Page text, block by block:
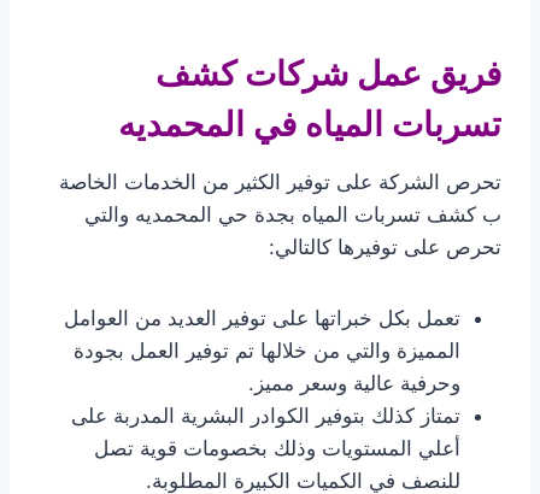
فريق عمل شركات كشف
تسربات المياه في المحمديه
تحرص الشركة على توفير الكثير من الخدمات الخاصة
ب كشف تسربات المياه بجدة حي المحمديه والتي
تحرص على توفيرها كالتالي:
تعمل بكل خبراتها على توفير العديد من العوامل
المميزة والتي من خلالها تم توفير العمل بجودة
وحرفية عالية وسعر مميز.
تمتاز كذلك بتوفير الكوادر البشرية المدربة على
أعلي المستويات وذلك بخصومات قوية تصل
للنصف في الكميات الكبيرة المطلوبة.